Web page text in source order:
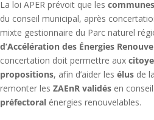
La loi APER prévoit que les communes
du conseil municipal, après
mixte gestionnaire du Parc naturel
d’Accélération des Énergies
concertation doit permettre aux
propositions, afin d’aider les élus de
remonter les ZAEnR validés en
préfectoral énergies renouvelables.